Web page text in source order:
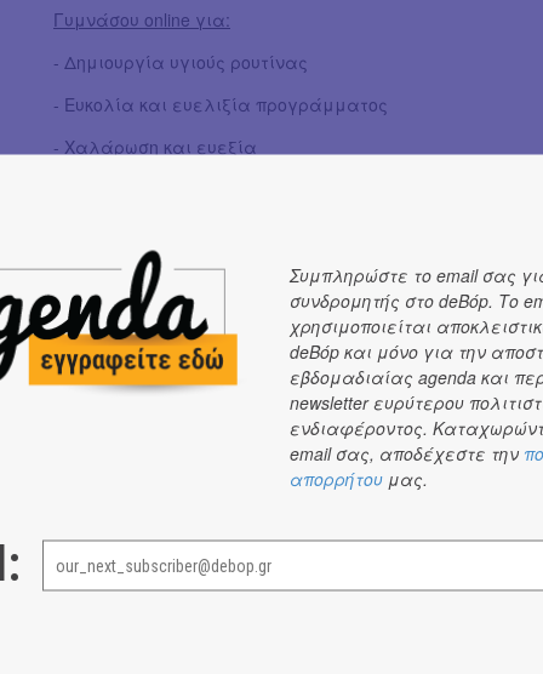
Γυμνάσου online για:
- Δημιουργία υγιούς ρουτίνας
- Ευκολία και ευελιξία προγράμματος
- Χαλάρωση και ευεξία
Αν θέλετε να δοκιμάσετε να γυμναστείτε online, η
μαθήματα εξ αποστάσεως σε pilates και μπαλέτο.
Επικοινωνήστε μαζί της με προσωπικό μήνυμα στο
# ΕΥ ΖΗΝ # ΕΥ ΖΗΝ
Συμπληρώστε το email σας
συνδρομητής στο deBόp. Το
χρησιμοποιείται
deBόp και μόνο για την
εβδομαδιαίας agenda και
newsletter ευρύτερου
ενδιαφέροντος.
email σας, αποδέχεστε την
απορρήτου μας.